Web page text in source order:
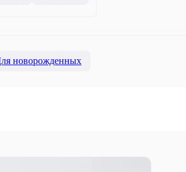
новорожденных